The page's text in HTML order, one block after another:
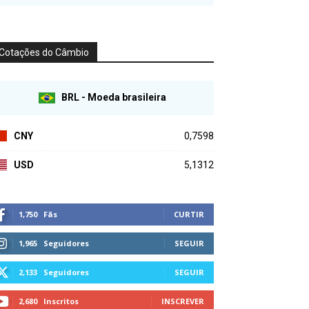
do Câmbio
BRL - Moeda brasileira
CNY 0,7598
USD 5,1312
1,750 Fãs CURTIR
1,965 Seguidores SEGUIR
2,133 Seguidores SEGUIR
2,680 Inscritos INSCREVER